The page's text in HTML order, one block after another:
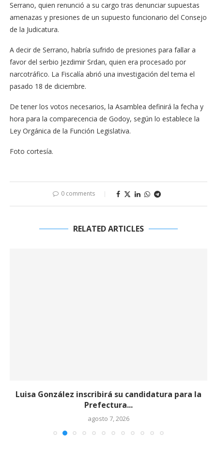
Serrano, quien renunció a su cargo tras denunciar supuestas
amenazas y presiones de un supuesto funcionario del Consejo
de la Judicatura.
A decir de Serrano, habría sufrido de presiones para fallar a
favor del serbio Jezdimir Srdan, quien era procesado por
narcotráfico. La Fiscalía abrió una investigación del tema el
pasado 18 de diciembre.
De tener los votos necesarios, la Asamblea definirá la fecha y
hora para la comparecencia de Godoy, según lo establece la
Ley Orgánica de la Función Legislativa.
Foto cortesía.
0 comments
RELATED ARTICLES
Luisa González inscribirá su candidatura para la
Prefectura...
agosto 7, 2026